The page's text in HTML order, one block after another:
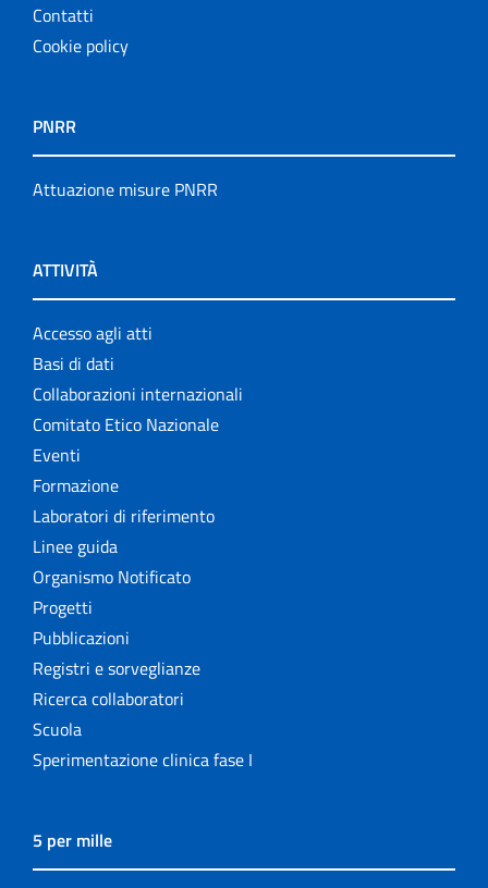
Contatti
Cookie policy
PNRR
Attuazione misure PNRR
ATTIVITÀ
Accesso agli atti
Basi di dati
Collaborazioni internazionali
Comitato Etico Nazionale
Eventi
Formazione
Laboratori di riferimento
Linee guida
Organismo Notificato
Progetti
Pubblicazioni
Registri e sorveglianze
Ricerca collaboratori
Scuola
Sperimentazione clinica fase I
5 per mille